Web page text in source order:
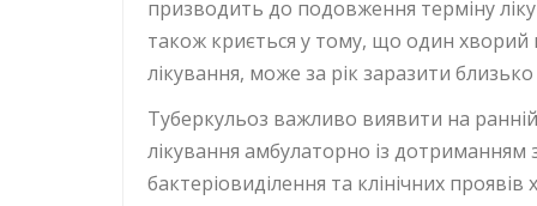
призводить до подовження терміну
також криється у тому, що один хворий
лікування, може за рік заразити
Туберкульоз важливо виявити на
лікування амбулаторно із дотриманням
бактеріовиділення та клінічних